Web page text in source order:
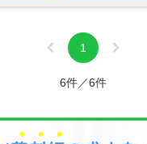
1
6件／6件